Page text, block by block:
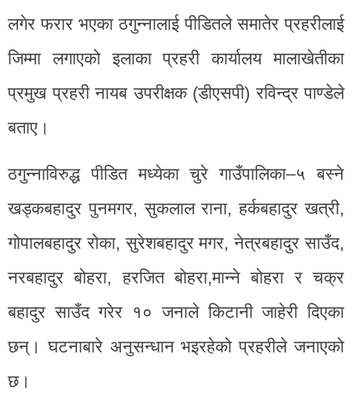
लगेर फरार भएका ठगुन्नालाई पीडितले समातेर प्रहरीलाई
जिम्मा लगाएको इलाका प्रहरी कार्यालय मालाखेतीका
प्रमुख प्रहरी नायब उपरीक्षक (डीएसपी) रविन्द्र पाण्डेले
बताए।
ठगुन्नाविरुद्ध पीडित मध्येका चुरे गाउँपालिका–५ बस्ने
खड्कबहादुर पुनमगर, सुकलाल राना, हर्कबहादुर खत्री,
गोपालबहादुर रोका, सुरेशबहादुर मगर, नेत्रबहादुर साउँद,
नरबहादुर बोहरा, हरजित बोहरा,मान्ने बोहरा र चक्र
बहादुर साउँद गरेर १० जनाले किटानी जाहेरी दिएका
छन्। घटनाबारे अनुसन्धान भइरहेको प्रहरीले जनाएको
छ।